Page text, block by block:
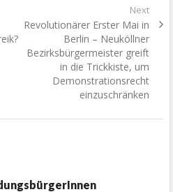
Next
Next
Revolutionärer Erster Mai in
Berlin – Neuköllner
Bezirksbürgermeister greift
in die Trickkiste, um
Demonstrationsrecht
einzuschränken